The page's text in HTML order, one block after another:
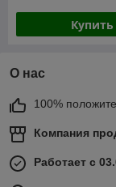
Купить
О нас
100%
Компания
Работает с